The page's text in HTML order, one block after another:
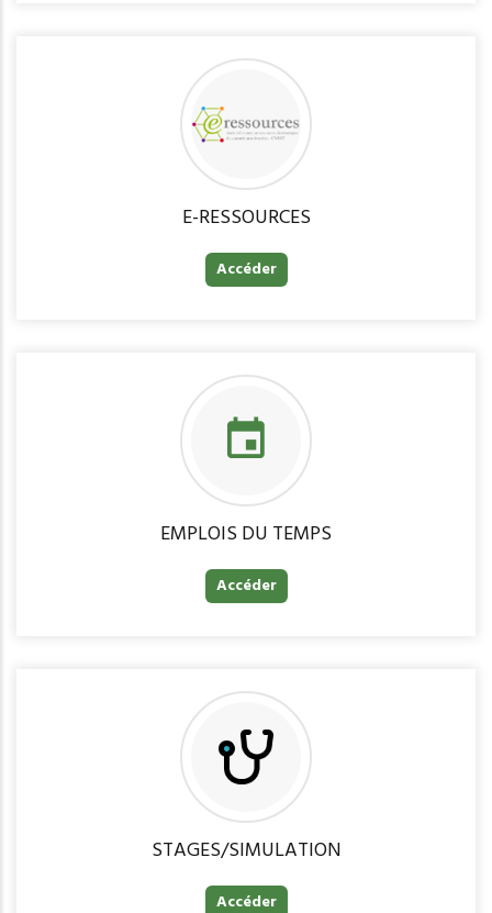
E-RESSOURCES
Accéder
EMPLOIS DU TEMPS
Accéder
STAGES/SIMULATION
Accéder